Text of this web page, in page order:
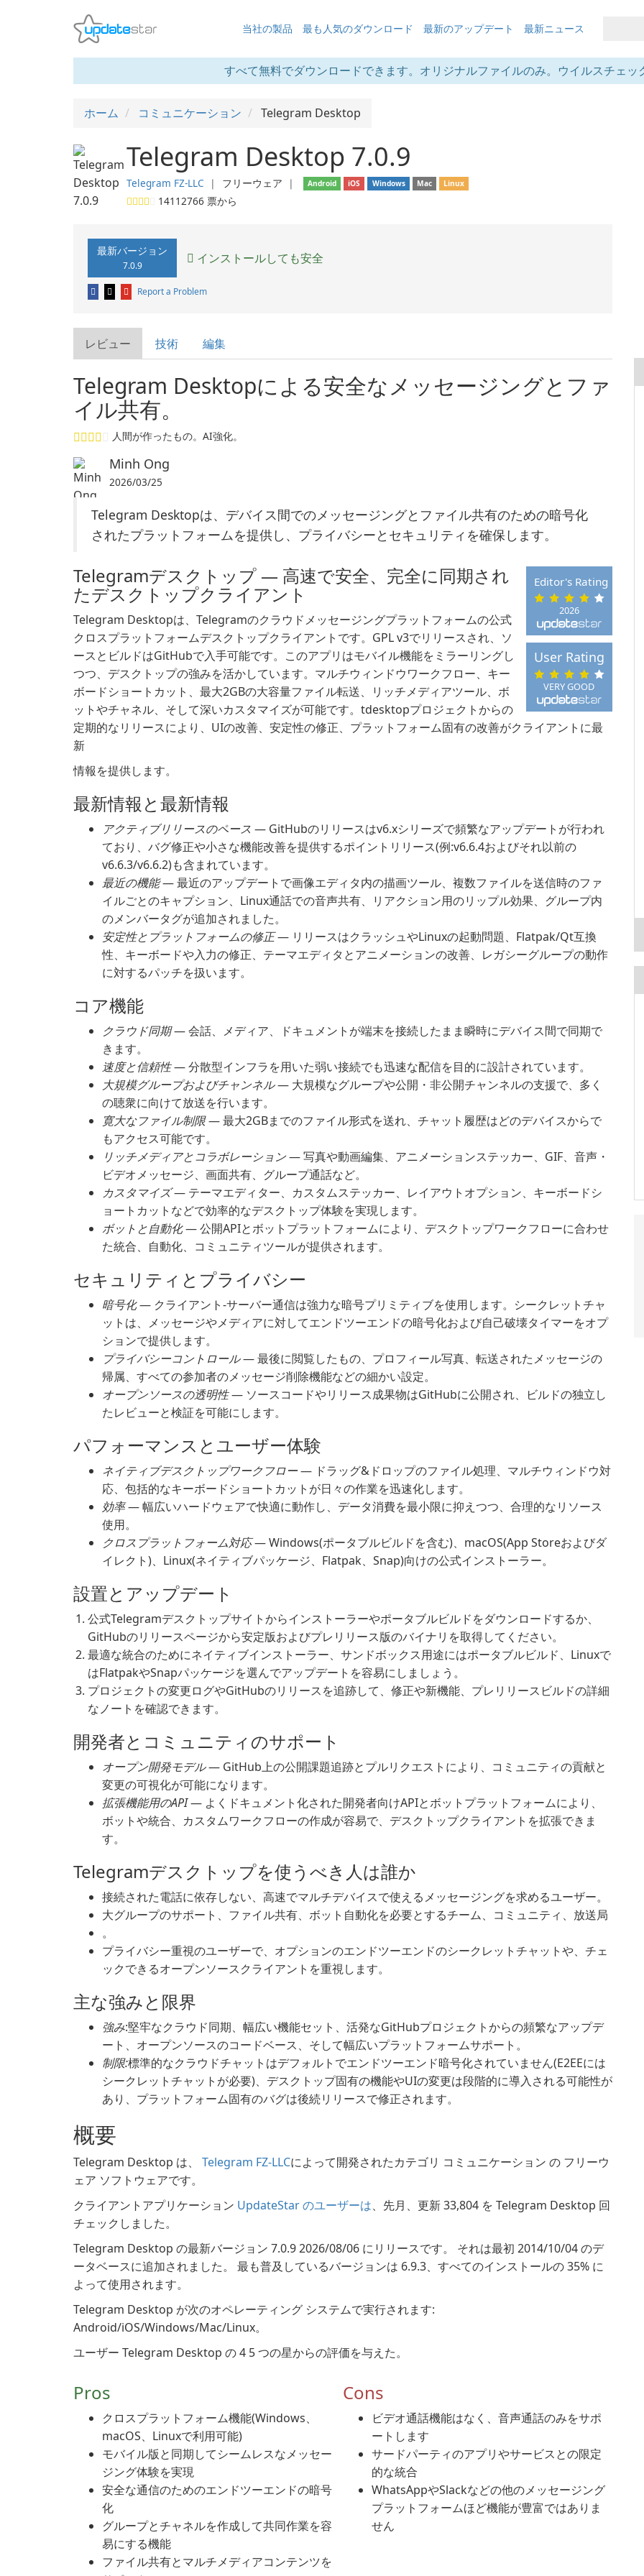
当社の製品 最も人気のダウンロード 最新のアップデート 最新ニュース
すべて無料でダウンロードできます。オリジナルファイルのみ。ウイルスチェッ
ホーム コミュニケーション Telegram Desktop
Telegram Desktop 7.0.9
Telegram FZ-LLC ❘ フリーウェア ❘ Android iOS Windows Mac Linux
14112766 票から
最新バージョン
7.0.9 インストールしても安全
Report a Problem
レビュー 技術 編集
Telegram Desktopによる安全なメッセージングとファ
イル共有。
人間が作ったもの。AI強化。
Minh Ong
2026/03/25
Telegram Desktopは、デバイス間でのメッセージングとファイル共有のための暗号化
されたプラットフォームを提供し、プライバシーとセキュリティを確保します。
2026
Editor's Rating
VERY GOOD
User Rating
Telegramデスクトップ — 高速で安全、完全に同期され
たデスクトップクライアント
Telegram Desktopは、Telegramのクラウドメッセージングプラットフォームの公式
クロスプラットフォームデスクトップクライアントです。GPL v3でリリースされ、ソ
ースとビルドはGitHubで入手可能です。このアプリはモバイル機能をミラーリングし
つつ、デスクトップの強みを活かしています。マルチウィンドウワークフロー、キー
ボードショートカット、最大2GBの大容量ファイル転送、リッチメディアツール、ボ
ットやチャネル、そして深いカスタマイズが可能です。tdesktopプロジェクトからの
定期的なリリースにより、UIの改善、安定性の修正、プラットフォーム固有の改善がクライアントに最
新
情報を提供します。
最新情報と最新情報
アクティブリリースのペース — GitHubのリリースはv6.xシリーズで頻繁なアップデートが行われ
ており、バグ修正や小さな機能改善を提供するポイントリリース(例:v6.6.4およびそれ以前の
v6.6.3/v6.6.2)も含まれています。
最近の機能— 最近のアップデートで画像エディタ内の描画ツール、複数ファイルを送信時のファ
イルごとのキャプション、Linux通話での音声共有、リアクション用のリップル効果、グループ内
のメンバータグが追加されました。
安定性とプラットフォームの修正— リリースはクラッシュやLinuxの起動問題、Flatpak/Qt互換
性、キーボードや入力の修正、テーマエディタとアニメーションの改善、レガシーグループの動作
に対するパッチを扱います。
コア機能
クラウド同期— 会話、メディア、ドキュメントが端末を接続したまま瞬時にデバイス間で同期で
きます。
速度と信頼性— 分散型インフラを用いた弱い接続でも迅速な配信を目的に設計されています。
大規模グループおよびチャンネル— 大規模なグループや公開・非公開チャンネルの支援で、多く
の聴衆に向けて放送を行います。
寛大なファイル制限— 最大2GBまでのファイル形式を送れ、チャット履歴はどのデバイスからで
もアクセス可能です。
リッチメディアとコラボレーション— 写真や動画編集、アニメーションステッカー、GIF、音声・
ビデオメッセージ、画面共有、グループ通話など。
カスタマイズ— テーマエディター、カスタムステッカー、レイアウトオプション、キーボードシ
ョートカットなどで効率的なデスクトップ体験を実現します。
ボットと自動化— 公開APIとボットプラットフォームにより、デスクトップワークフローに合わせ
た統合、自動化、コミュニティツールが提供されます。
セキュリティとプライバシー
暗号化— クライアント-サーバー通信は強力な暗号プリミティブを使用します。シークレットチャ
ットは、メッセージやメディアに対してエンドツーエンドの暗号化および自己破壊タイマーをオプ
ションで提供します。
プライバシーコントロール— 最後に閲覧したもの、プロフィール写真、転送されたメッセージの
帰属、すべての参加者のメッセージ削除機能などの細かい設定。
オープンソースの透明性— ソースコードやリリース成果物はGitHubに公開され、ビルドの独立し
たレビューと検証を可能にします。
パフォーマンスとユーザー体験
ネイティブデスクトップワークフロー— ドラッグ&ドロップのファイル処理、マルチウィンドウ対
応、包括的なキーボードショートカットが日々の作業を迅速化します。
効率— 幅広いハードウェアで快適に動作し、データ消費を最小限に抑えつつ、合理的なリソース
使用。
クロスプラットフォーム対応— Windows(ポータブルビルドを含む)、macOS(App Storeおよびダ
イレクト)、Linux(ネイティブパッケージ、Flatpak、Snap)向けの公式インストーラー。
設置とアップデート
公式Telegramデスクトップサイトからインストーラーやポータブルビルドをダウンロードするか、
GitHubのリリースページから安定版およびプレリリース版のバイナリを取得してください。
最適な統合のためにネイティブインストーラー、サンドボックス用途にはポータブルビルド、Linuxで
はFlatpakやSnapパッケージを選んでアップデートを容易にしましょう。
プロジェクトの変更ログやGitHubのリリースを追跡して、修正や新機能、プレリリースビルドの詳細
なノートを確認できます。
開発者とコミュニティのサポート
オープン開発モデル— GitHub上の公開課題追跡とプルリクエストにより、コミュニティの貢献と
変更の可視化が可能になります。
拡張機能用のAPI— よくドキュメント化された開発者向けAPIとボットプラットフォームにより、
ボットや統合、カスタムワークフローの作成が容易で、デスクトップクライアントを拡張できま
す。
Telegramデスクトップを使うべき人は誰か
接続された電話に依存しない、高速でマルチデバイスで使えるメッセージングを求めるユーザー。
大グループのサポート、ファイル共有、ボット自動化を必要とするチーム、コミュニティ、放送局
。
プライバシー重視のユーザーで、オプションのエンドツーエンドのシークレットチャットや、チェ
ックできるオープンソースクライアントを重視します。
主な強みと限界
強み:堅牢なクラウド同期、幅広い機能セット、活発なGitHubプロジェクトからの頻繁なアップデ
ート、オープンソースのコードベース、そして幅広いプラットフォームサポート。
制限:標準的なクラウドチャットはデフォルトでエンドツーエンド暗号化されていません(E2EEには
シークレットチャットが必要)、デスクトップ固有の機能やUIの変更は段階的に導入される可能性が
あり、プラットフォーム固有のバグは後続リリースで修正されます。
概要
Telegram Desktop は、 Telegram FZ-LLCによって開発されたカテゴリ コミュニケーション の フリーウ
ェア ソフトウェアです。
クライアントアプリケーション UpdateStar のユーザーは、先月、更新 33,804 を Telegram Desktop 回
チェックしました。
Telegram Desktop の最新バージョン 7.0.9 2026/08/06 にリリースです。 それは最初 2014/10/04 のデ
ータベースに追加されました。 最も普及しているバージョンは 6.9.3、すべてのインストールの 35% に
よって使用されます。
Telegram Desktop が次のオペレーティング システムで実行されます:
Android/iOS/Windows/Mac/Linux。
ユーザー Telegram Desktop の 4 5 つの星からの評価を与えた。
Pros
クロスプラットフォーム機能(Windows、
macOS、Linuxで利用可能)
モバイル版と同期してシームレスなメッセー
ジング体験を実現
安全な通信のためのエンドツーエンドの暗号
化
グループとチャネルを作成して共同作業を容
易にする機能
ファイル共有とマルチメディアコンテンツを
Cons
ビデオ通話機能はなく、音声通話のみをサポ
ートします
サードパーティのアプリやサービスとの限定
的な統合
WhatsAppやSlackなどの他のメッセージング
プラットフォームほど機能が豊富ではありま
せん